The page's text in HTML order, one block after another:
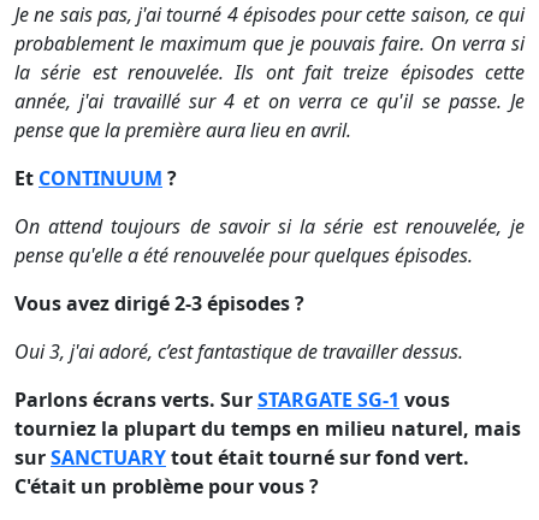
Je ne sais pas, j'ai tourné 4 épisodes pour cette saison, ce qui
probablement le maximum que je pouvais faire. On verra si
la série est renouvelée. Ils ont fait treize épisodes cette
année, j'ai travaillé sur 4 et on verra ce qu'il se passe. Je
pense que la première aura lieu en avril.
Et CONTINUUM ?
On attend toujours de savoir si la série est renouvelée, je
pense qu'elle a été renouvelée pour quelques épisodes.
Vous avez dirigé 2-3 épisodes ?
Oui 3, j'ai adoré, c’est fantastique de travailler dessus.
Parlons écrans verts. SurSTARGATE SG-1 vous
tourniez la plupart du temps en milieu naturel, mais
surSANCTUARYtout était tourné sur fond vert.
C'était un problème pour vous ?